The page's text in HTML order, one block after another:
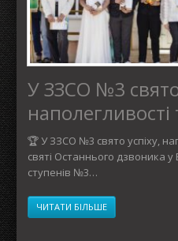
У ЗЗСО №3 свято
🏆 У ЗЗСО №3 свято успіху,
святі Останнього дзвоника у
ступенів №3…
ЧИТАТИ БІЛЬШЕ